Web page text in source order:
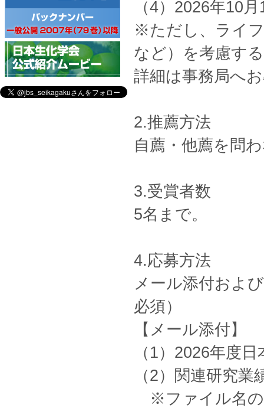
（4）2026年10
※ただし、ライ
など）を考慮す
詳細は事務局へ
2.推薦方法
自薦・他薦を問
3.受賞者数
5名まで。
4.応募方法
メール添付およ
必須）
【メール添付】
（1）2026年度
（2）関連研究
※ファイル名の